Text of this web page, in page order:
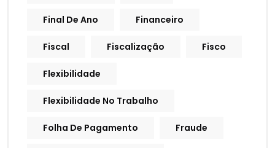
Final De Ano Financeiro
Fiscal Fiscalização Fisco
Flexibilidade
Flexibilidade No Trabalho
Folha De Pagamento Fraude